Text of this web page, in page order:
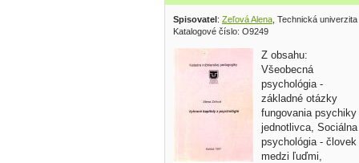
Spisovatel: Zeľová Alena , Technická
Katalogové číslo: O9249
Z obsahu:
Všeobecná
psychológia -
základné otázky
fungovania psychiky
jednotlivca, Sociálna
psychológia - človek
medzi ľuďmi,